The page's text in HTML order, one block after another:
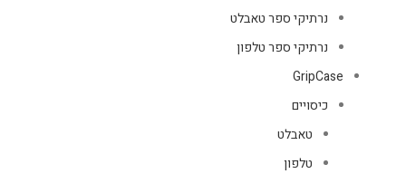
נרתיקי ספר טאבלט
נרתיקי ספר טלפון
GripCase
כיסויים
טאבלט
טלפון